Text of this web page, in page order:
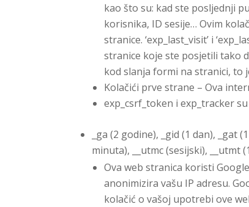
kao što su: kad ste posljednji
korisnika, ID sesije… Ovim
stranice. ‘exp_last_visit’ i
stranice koje ste posjetili tako
kod slanja formi na stranici, to
Kolačići prve strane – Ova
exp_csrf_token i exp_tracker
_ga (2 godine), _gid (1 dan), _gat
minuta), __utmc (sesijski), __utmt
Ova web stranica koristi
anonimizira vašu IP adresu.
kolačić o vašoj upotrebi ove